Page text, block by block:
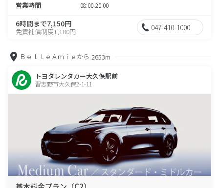
営業時間 08:00-20:00
6時間まで7,150円
免責補償制度1,100円 047-410-1000
ＢｅｌｌｅＡｍｉｅから 2653m
トヨタレンタカー大久保駅前
習志野市大久保2-1-11